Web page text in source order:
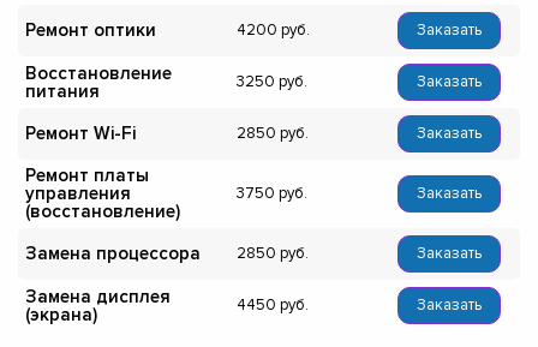
Ремонт оптики 4200 Заказать
Восстановление
питания
3250 Заказать
Ремонт Wi-Fi 2850 Заказать
Ремонт платы
управления
(восстановление)
3750 Заказать
Замена процессора 2850 Заказать
Замена дисплея
(экрана)
4450 Заказать